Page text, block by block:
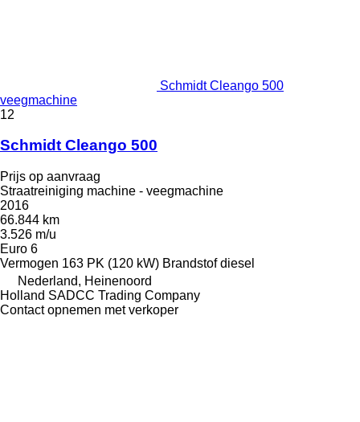
Schmidt Cleango 500
veegmachine
12
Schmidt Cleango 500
Prijs op aanvraag
Straatreiniging machine - veegmachine
2016
66.844 km
3.526 m/u
Euro 6
Vermogen 163 PK (120 kW) Brandstof diesel
Nederland, Heinenoord
Holland SADCC Trading Company
Contact opnemen met verkoper